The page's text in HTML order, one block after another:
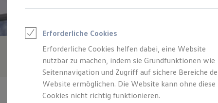
Zubehör- und Serviceangebote
Leasing
Leasing-Angebote
Gebrauchtwagen Leasing
Junge Gebrauchtwagen-Leasing
Elektroauto Leasing
Kleinwagen-Leasing
Leasing ohne Anzahlung
Finanzierung
Erforderliche Cookies
Erforderliche Cookies helfen dabei, eine Website
nutzbar zu machen, indem sie Grundfunktionen wie
Seitennavigation und Zugriff auf sichere Bereiche
Website ermöglichen. Die Website kann ohne diese
Cookies nicht richtig funktionieren.